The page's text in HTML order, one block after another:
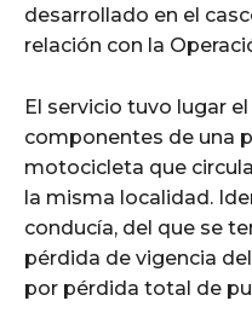
desarrollado en el
relación con la
El servicio tuvo lugar
componentes de una
motocicleta que
la misma localidad.
conducía, del que se
pérdida de vigencia
por pérdida total de